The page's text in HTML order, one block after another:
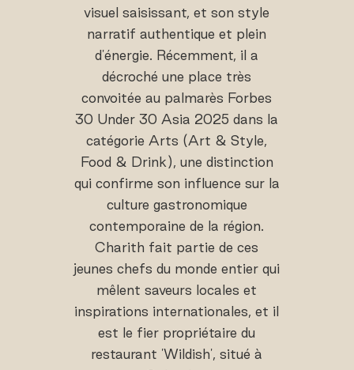
visuel saisissant, et son style
narratif authentique et plein
d'énergie. Récemment, il a
décroché une place très
convoitée au palmarès Forbes
30 Under 30 Asia 2025 dans la
catégorie Arts (Art & Style,
Food & Drink), une distinction
qui confirme son influence sur la
culture gastronomique
contemporaine de la région.
Charith fait partie de ces
jeunes chefs du monde entier qui
mêlent saveurs locales et
inspirations internationales, et il
est le fier propriétaire du
restaurant 'Wildish', situé à